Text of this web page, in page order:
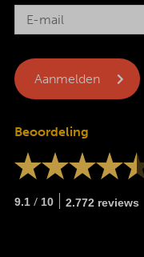
Beoordeling
9.1 / 10 2.772 reviews